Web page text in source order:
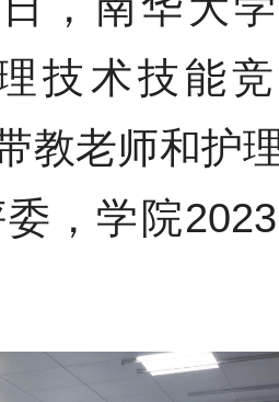
技术技能
教老师和护
，学院